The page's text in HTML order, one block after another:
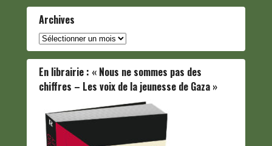
Archives
Archives
En librairie : « Nous ne sommes pas des
chiffres – Les voix de la jeunesse de Gaza »